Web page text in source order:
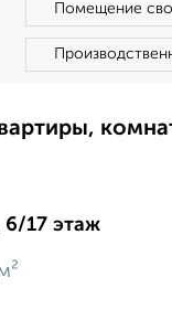
Помещение
6/17 этаж